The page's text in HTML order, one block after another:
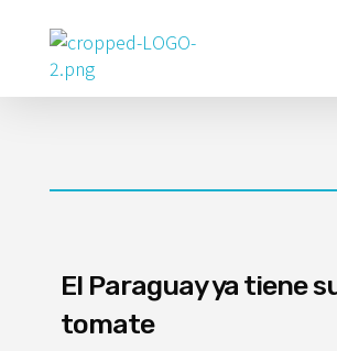
Poder Agropecuario
El Paraguay ya tiene
tomate